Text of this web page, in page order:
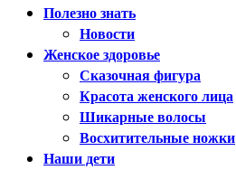
Полезно знать
Новости
Женское здоровье
Сказочная фигура
Красота женского лица
Шикарные волосы
Восхитительные ножки
Наши дети